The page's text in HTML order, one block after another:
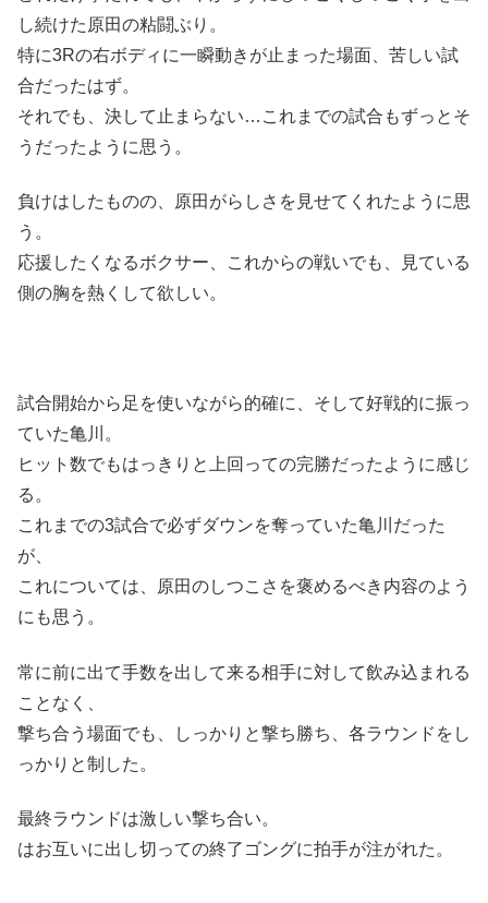
し続けた原田の粘闘ぶり。
特に3Rの右ボディに一瞬動きが止まった場面、苦しい試
合だったはず。
それでも、決して止まらない…これまでの試合もずっとそ
うだったように思う。
負けはしたものの、原田がらしさを見せてくれたように思
う。
応援したくなるボクサー、これからの戦いでも、見ている
側の胸を熱くして欲しい。
試合開始から足を使いながら的確に、そして好戦的に振っ
ていた亀川。
ヒット数でもはっきりと上回っての完勝だったように感じ
る。
これまでの3試合で必ずダウンを奪っていた亀川だった
が、
これについては、原田のしつこさを褒めるべき内容のよう
にも思う。
常に前に出て手数を出して来る相手に対して飲み込まれる
ことなく、
撃ち合う場面でも、しっかりと撃ち勝ち、各ラウンドをし
っかりと制した。
最終ラウンドは激しい撃ち合い。
はお互いに出し切っての終了ゴングに拍手が注がれた。